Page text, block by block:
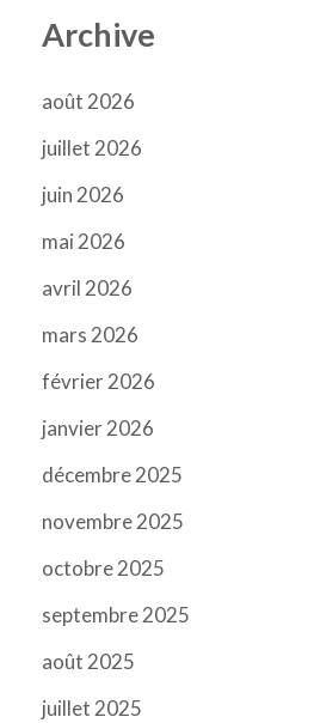
Archive
août 2026
juillet 2026
juin 2026
mai 2026
avril 2026
mars 2026
février 2026
janvier 2026
décembre 2025
novembre 2025
octobre 2025
septembre 2025
août 2025
juillet 2025